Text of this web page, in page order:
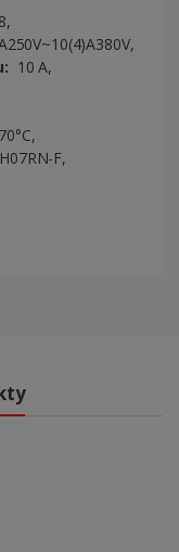
10 A,
70°C,
F,